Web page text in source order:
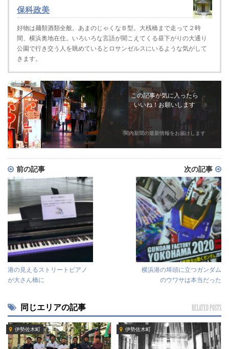
保科政美
好物は麺類酒類全般。あまのじゃくなＢ型。大桟橋まで走って２時
間、横浜奥地在住。いろいろな言語が聞こえてくる昼下がりの大通り
公園で行き交う人を眺めているとロサンゼルスにいるような気がして
きます。
この記事が気に入ったら
いいね！お願いします
関内新聞の最新情報をお届けします
前の記事
港の見えるストリートピアノ
が大さん橋に
次の記事
横浜港の埠頭に立つガンダム
のウワサは本当だった
同じエリアの記事 RELATED POSTS
伊勢佐木町 伊勢佐木町